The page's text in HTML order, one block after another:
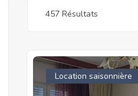
457 Résultats
Location saisonnière